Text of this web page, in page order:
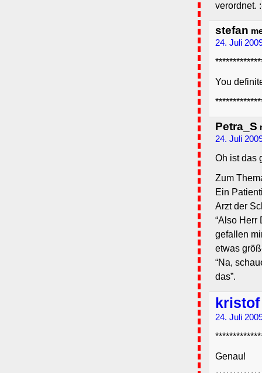
verordnet.
stefan
24. Juli
You
Petra_S
24. Juli
Oh ist das
Zum
Ein
Arzt der
“Also Herr
gefallen
etwas
“Na,
das”.
kristof
24. Juli
Genau!